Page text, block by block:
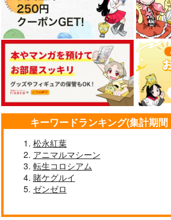
キーワードランキング(集計期
松永紅葉
アニマルマシーン
転生コロシアム
賭ケグルイ
ゼンゼロ